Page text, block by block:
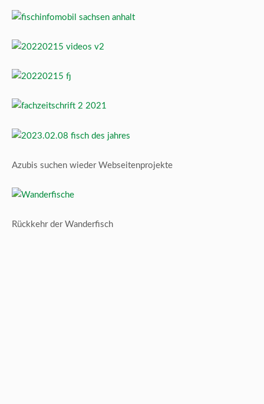
Azubis suchen wieder Webseitenprojekte
Rückkehr der Wanderfisch